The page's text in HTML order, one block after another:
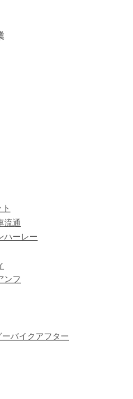
流通
ハーレー
ンフ
バイクアフター